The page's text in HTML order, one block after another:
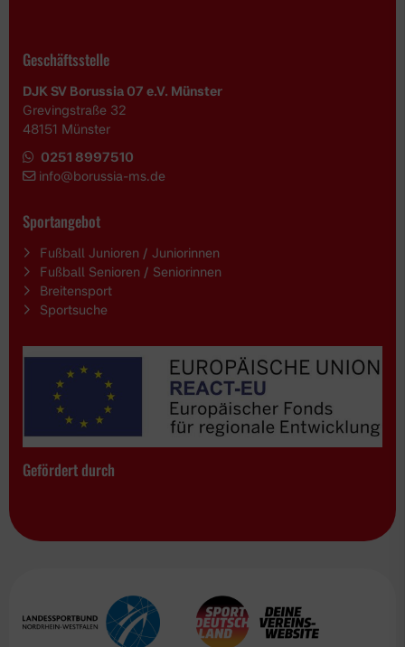
Geschäftsstelle
DJK SV Borussia 07 e.V. Münster
Grevingstraße 32
48151 Münster
0251 8997510
info@borussia-ms.de
Sportangebot
Fußball Junioren / Juniorinnen
Fußball Senioren / Seniorinnen
Breitensport
Sportsuche
Gefördert durch